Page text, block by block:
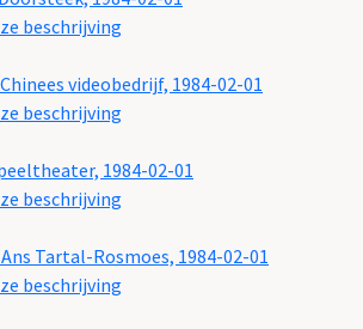
beschrijving
videobedrijf, 1984-02-01
beschrijving
1984-02-01
beschrijving
Tartal-Rosmoes, 1984-02-01
beschrijving